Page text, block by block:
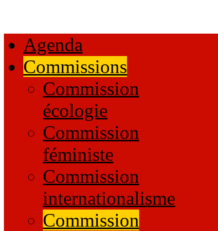
Agenda
Commissions
Commission
écologie
Commission
féministe
Commission
internationalisme
Commission